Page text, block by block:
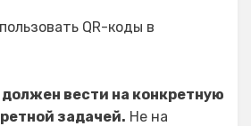
QR-коды в
вести на конкретную
задачей. Не на